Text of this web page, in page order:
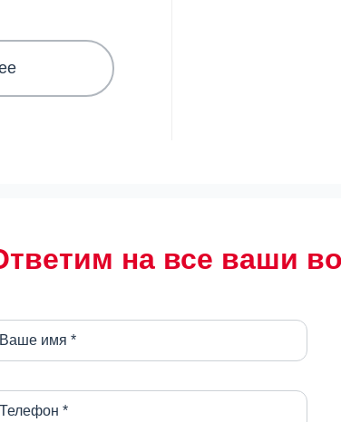
на все ваши